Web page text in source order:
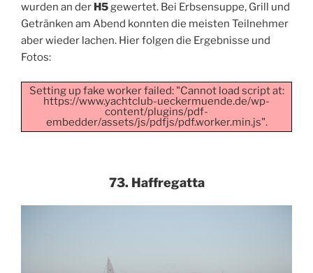
wurden an der H5gewertet. Bei Erbsensuppe, Grill und
Getränken am Abend konnten die meisten Teilnehmer
aber wieder lachen. Hier folgen die Ergebnisse und
Fotos:
Setting up fake worker failed: "Cannot load script at:
https://www.yachtclub-ueckermuende.de/wp-
content/plugins/pdf-
embedder/assets/js/pdfjs/pdf.worker.min.js".
73. Haffregatta